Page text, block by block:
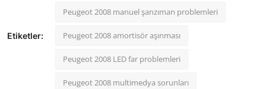
Etiketler:
Peugeot 2008 manuel şanzıman problemleri
Peugeot 2008 amortisör aşınması
Peugeot 2008 LED far problemleri
Peugeot 2008 multimedya sorunları